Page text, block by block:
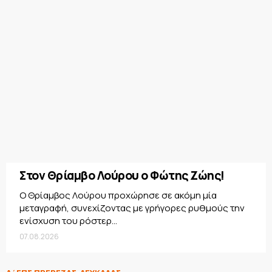
Στον Θρίαμβο Λούρου ο Φώτης Ζώης!
Ο Θρίαμβος Λούρου προχώρησε σε ακόμη μία
μεταγραφή, συνεχίζοντας με γρήγορες ρυθμούς την
ενίσχυση του ρόστερ...
07.08.2026